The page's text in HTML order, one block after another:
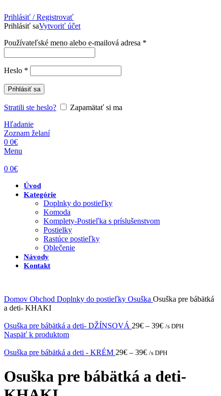
Prihlásiť / Registrovať
Prihlásiť saVytvoriť účet
Používateľské meno alebo e-mailová adresa *
Heslo *
Prihlásiť sa
Stratili ste heslo?
Zapamätať si ma
Hľadanie
Zoznam želaní
0 0€
Menu
0 0€
Úvod
Kategórie
Doplnky do postieľky
Komoda
Komplety-Postieľka s príslušenstvom
Postielky
Rastúce postieľky
Oblečenie
Návody
Kontakt
Domov Obchod Doplnky do postieľky Osuška Osuška pre bábätká
a deti- KHAKI
Osuška pre bábätká a deti- DŽÍNSOVÁ 29€ – 39€ /s DPH
Naspäť k produktom
Osuška pre bábätká a deti - KRÉM 29€ – 39€ /s DPH
Osuška pre bábätká a deti-